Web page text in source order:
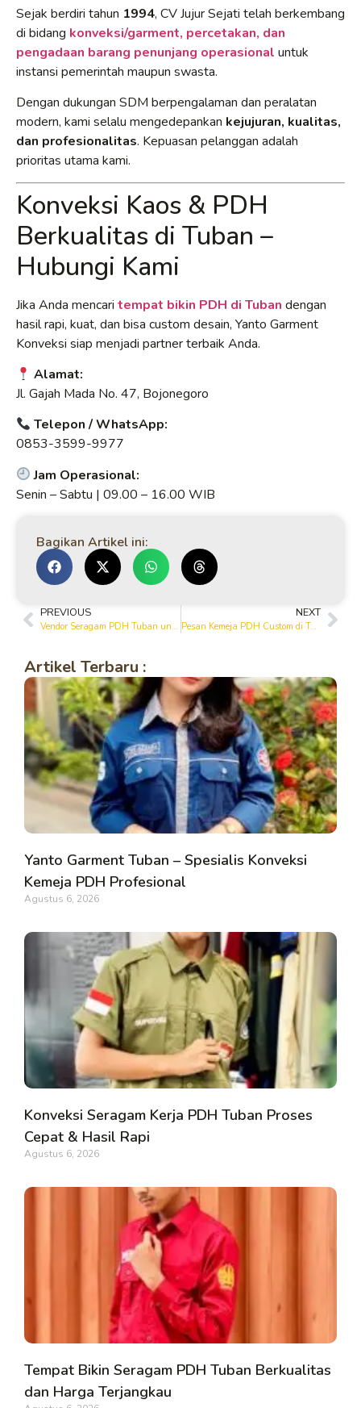
Sejak berdiri tahun 1994, CV Jujur Sejati telah berkembang
di bidang konveksi/garment, percetakan, dan
pengadaan barang penunjang operasional untuk
instansi pemerintah maupun swasta.
Dengan dukungan SDM berpengalaman dan peralatan
modern, kami selalu mengedepankan kejujuran, kualitas,
dan profesionalitas. Kepuasan pelanggan adalah
prioritas utama kami.
Konveksi Kaos & PDH
Berkualitas di Tuban –
Hubungi Kami
Jika Anda mencari tempat bikin PDH di Tuban dengan
hasil rapi, kuat, dan bisa custom desain, Yanto Garment
Konveksi siap menjadi partner terbaik Anda.
Alamat:
Jl. Gajah Mada No. 47, Bojonegoro
Telepon / WhatsApp:
0853-3599-9977
Jam Operasional:
Senin – Sabtu | 09.00 – 16.00 WIB
Bagikan Artikel ini:
PREVIOUS
Vendor Seragam PDH Tuban untuk Kantor, Komunitas & Event
NEXT
Pesan Kemeja PDH Custom di Tuban – Bordir & Desain Bebas
Artikel Terbaru :
Yanto Garment Tuban – Spesialis Konveksi
Kemeja PDH Profesional
Agustus 6, 2026
Konveksi Seragam Kerja PDH Tuban Proses
Cepat & Hasil Rapi
Agustus 6, 2026
Tempat Bikin Seragam PDH Tuban Berkualitas
dan Harga Terjangkau